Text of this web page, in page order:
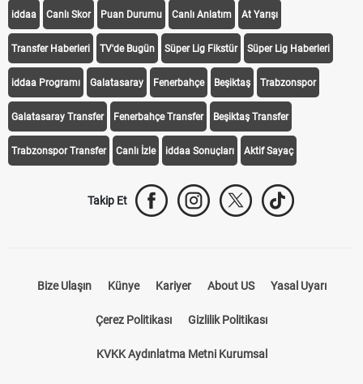
iddaa Canlı Skor Puan Durumu Canlı Anlatım At Yarışı
Transfer Haberleri TV'de Bugün Süper Lig Fikstür Süper Lig Haberleri
iddaa Programı Galatasaray Fenerbahçe Beşiktaş Trabzonspor
Galatasaray Transfer Fenerbahçe Transfer Beşiktaş Transfer
Trabzonspor Transfer Canlı İzle iddaa Sonuçları Aktif Sayaç
Takip Et
Bize Ulaşın Künye Kariyer About US Yasal Uyarı
Çerez Politikası Gizlilik Politikası
KVKK Aydınlatma Metni Kurumsal